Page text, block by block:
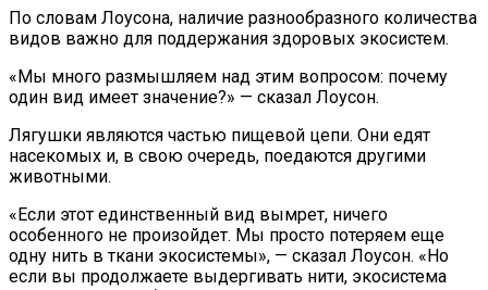
По словам Лоусона, наличие разнообразного количества
видов важно для поддержания здоровых экосистем.
«Мы много размышляем над этим вопросом: почему
один вид имеет значение?» — сказал Лоусон.
Лягушки являются частью пищевой цепи. Они едят
насекомых и, в свою очередь, поедаются другими
животными.
«Если этот единственный вид вымрет, ничего
особенного не произойдет. Мы просто потеряем еще
одну нить в ткани экосистемы», — сказал Лоусон. «Но
если вы продолжаете выдергивать нити, экосистема